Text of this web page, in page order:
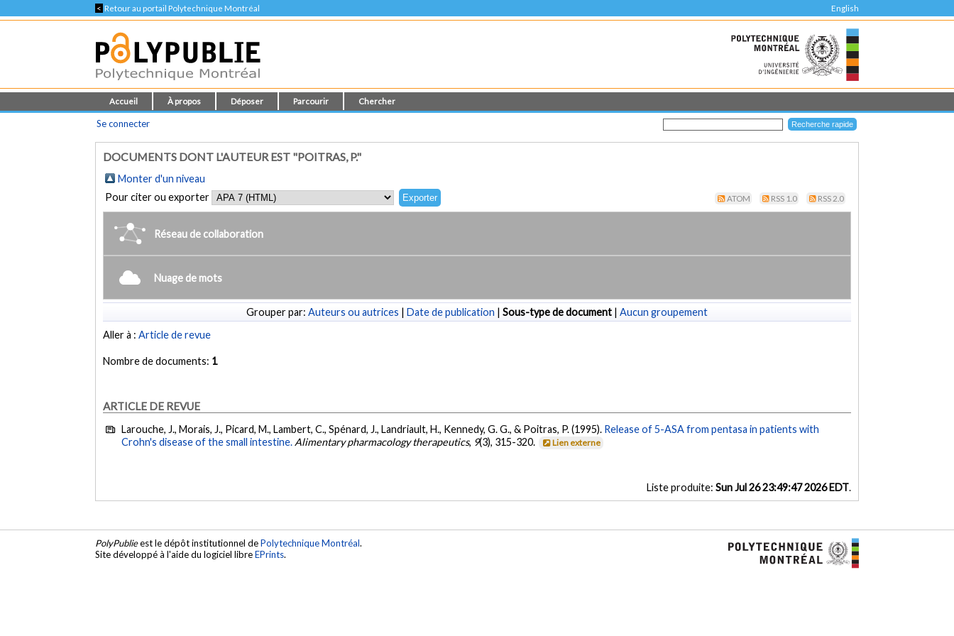
< Retour au portail Polytechnique Montréal English
Accueil À propos Déposer Parcourir Chercher
Se connecter
DOCUMENTS DONT L'AUTEUR EST "POITRAS, P."
Monter d'un niveau
Pour citer ou exporter
ATOM RSS 1.0 RSS 2.0
Réseau de collaboration
Nuage de mots
Grouper par: Auteurs ou autrices | Date de publication | Sous-type de document | Aucun groupement
Aller à :Article de revue
Nombre de documents: 1
ARTICLE DE REVUE
Larouche, J., Morais, J., Picard, M., Lambert, C., Spénard, J., Landriault, H., Kennedy, G. G., & Poitras, P. (1995). Release of 5-ASA from pentasa in patients with
Crohn's disease of the small intestine. Alimentary pharmacology therapeutics, 9(3), 315-320. Lien externe
Liste produite: Sun Jul 26 23:49:47 2026 EDT.
PolyPublieest le dépôt institutionnel dePolytechnique Montréal.
Site développé à l'aide du logiciel libreEPrints.